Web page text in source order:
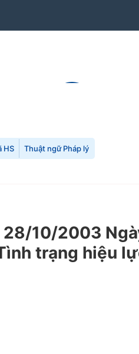
HS Thuật ngữ Pháp lý
10/2003
trạng hiệu